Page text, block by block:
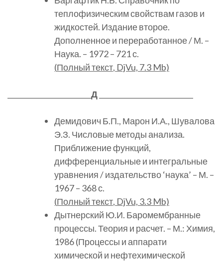
теплофизическим свойствам газов и
жидкостей. Издание второе.
Дополненное и переработанное / М. –
Наука. – 1972 – 721 с.
(Полный текст, DjVu, 7.3 Mb)
Д
Демидович Б.П., Марон И.А., Шувалова
Э.З. Числовые методы анализа.
Приближение функций,
дифференциальные и интегральные
уравнения / издательство ‘наука’ – М. –
1967 – 368 с.
(Полный текст, DjVu, 3.3 Mb)
Дытнерский Ю.И. Баромембранные
процессы. Теория и расчет. – М.: Химия,
1986 (Процессы и аппарати
химической и нефтехимической